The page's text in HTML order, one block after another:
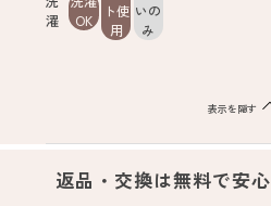
濯
OK
ト使
用
いの
み
表示を隠す
返品・交換は無料で安心